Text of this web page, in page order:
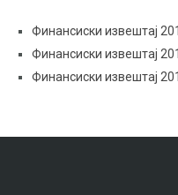
Финансиски извештај
Финансиски извештај
Финансиски извештај